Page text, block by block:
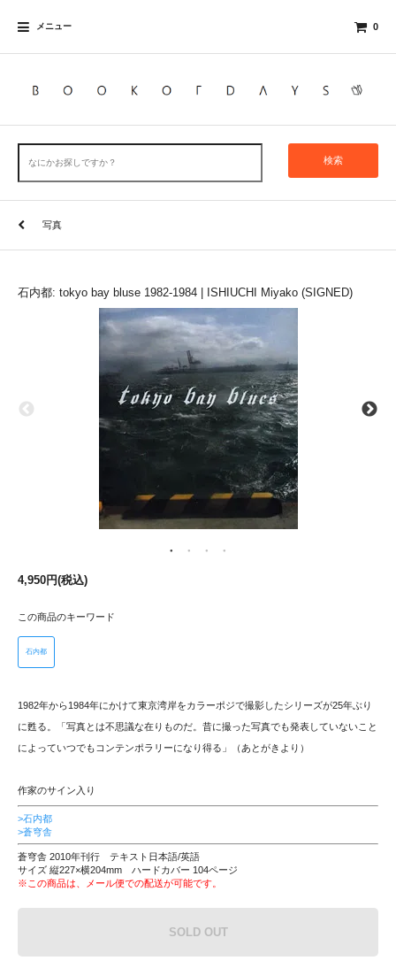
メニュー 0
検索
写真
石内都: tokyo bay bluse 1982-1984 | ISHIUCHI Miyako (SIGNED)
4,950円(税込)
この商品のキーワード
石内都
1982年から1984年にかけて東京湾岸をカラーポジで撮影したシリーズが25年ぶり
に甦る。「写真とは不思議な在りものだ。昔に撮った写真でも発表していないこと
によっていつでもコンテンポラリーになり得る」（あとがきより）
作家のサイン入り
>石内都
>蒼穹舎
蒼穹舎 2010年刊行 テキスト日本語/英語
サイズ 縦227×横204mm ハードカバー 104ページ
※この商品は、メール便での配送が可能です。
SOLD OUT